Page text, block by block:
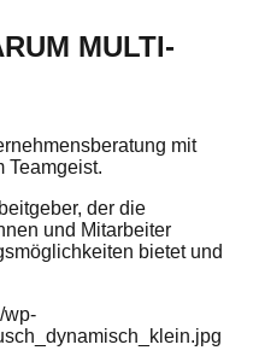
MULTI-
mit
Teamgeist.
der die
und Mitarbeiter
bietet und